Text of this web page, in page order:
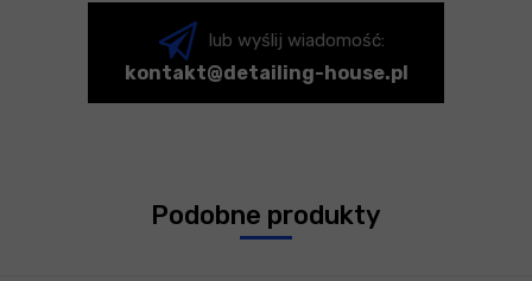
lub wyślij wiadomość:
kontakt@detailing-house.pl
Podobne produkty